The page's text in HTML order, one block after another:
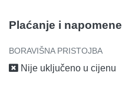
Plaćanje i napomene
BORAVIŠNA PRISTOJBA
Nije uključeno u cijenu